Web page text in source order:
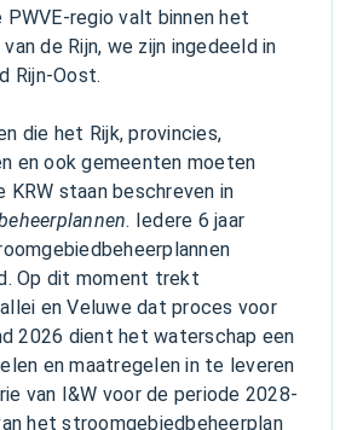
PWVE-regio valt binnen het
de Rijn, we zijn ingedeeld in
Rijn-Oost.
die het Rijk, provincies,
en ook gemeenten moeten
KRW staan beschreven in
. Iedere 6 jaar
Op dit moment trekt
en Veluwe dat proces voor
2026 dient het waterschap een
en maatregelen in te leveren
van I&W voor de periode 2028-
het stroomgebiedbeheerplan